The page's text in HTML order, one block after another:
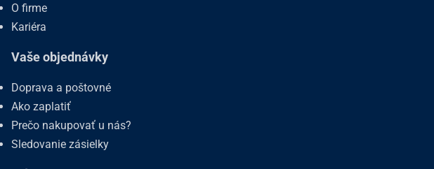
O firme
Kariéra
Vaše objednávky
Doprava a poštovné
Ako zaplatiť
Prečo nakupovať u nás?
Sledovanie zásielky